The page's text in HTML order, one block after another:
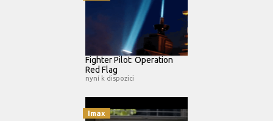
Fighter Pilot: Operation
Red Flag
nyní k dispozici
Imax